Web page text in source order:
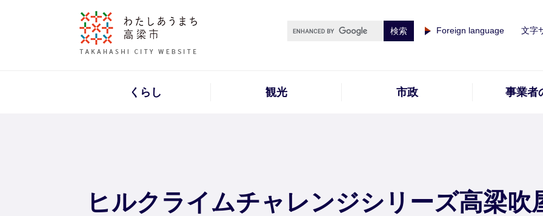
Foreign language 文字
くらし 観光 市政 事業者
ヒルクライムチャレンジシリーズ高梁吹